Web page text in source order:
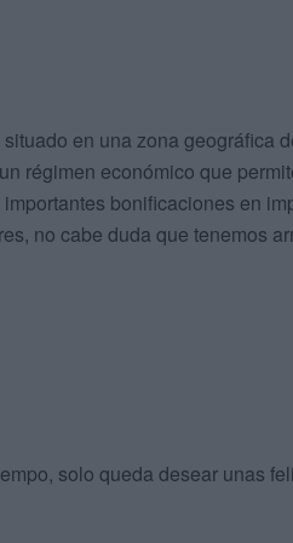
en una zona geográfica
régimen económico que
bonificaciones en
no cabe duda que tenemos
solo queda desear unas